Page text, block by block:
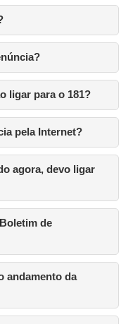
ligar para o 181?
pela Internet?
agora, devo ligar
de
andamento da